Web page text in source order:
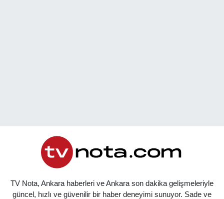
TV Nota, Ankara haberleri ve Ankara son dakika gelişmeleriyle
güncel, hızlı ve güvenilir bir haber deneyimi sunuyor. Sade ve